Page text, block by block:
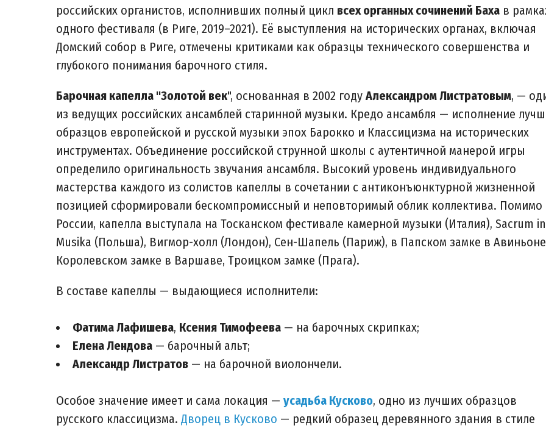
российских органистов, исполнивших полный цикл всех органных сочинений Баха в
одного фестиваля (в Риге, 2019–2021). Её выступления на исторических органах, включая
Домский собор в Риге, отмечены критиками как образцы технического совершенства и
глубокого понимания барочного стиля.
Барочная капелла "Золотой век", основанная в 2002 году Александром Листратовым, —
из ведущих российских ансамблей старинной музыки. Кредо ансамбля — исполнение
образцов европейской и русской музыки эпох Барокко и Классицизма на исторических
инструментах. Объединение российской струнной школы с аутентичной манерой игры
определило оригинальность звучания ансамбля. Высокий уровень индивидуального
мастерства каждого из солистов капеллы в сочетании с антиконъюнктурной жизненной
позицией сформировали бескомпромиссный и неповторимый облик коллектива. Помимо
России, капелла выступала на Тосканском фестивале камерной музыки (Италия), Sacrum in
Musika (Польша), Вигмор-холл (Лондон), Сен-Шапель (Париж), в Папском замке в
Королевском замке в Варшаве, Троицком замке (Прага).
В составе капеллы — выдающиеся исполнители:
Фатима Лафишева, Ксения Тимофеева — на барочных скрипках;
Елена Лендова — барочный альт;
Александр Листратов — на барочной виолончели.
Особое значение имеет и сама локация — усадьба Кусково, одно из лучших образцов
русского классицизма. Дворец в Кусково — редкий образец деревянного здания в стиле